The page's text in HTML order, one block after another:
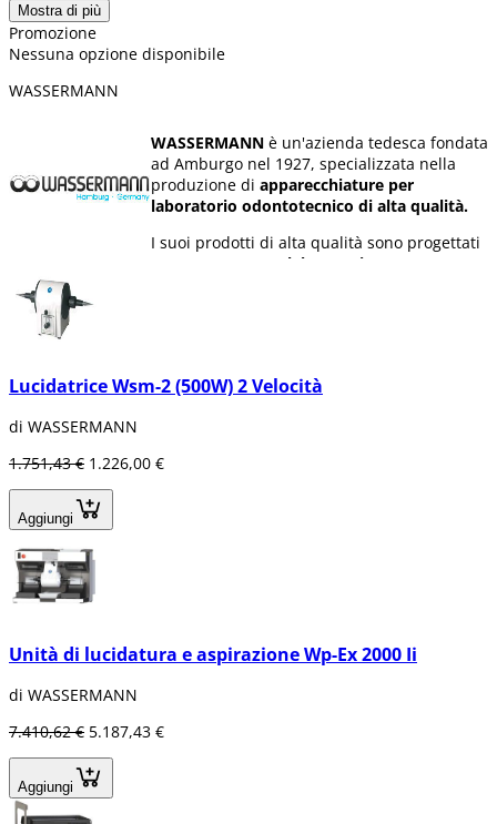
Mostra di più
Promozione
Nessuna opzione disponibile
WASSERMANN
WASSERMANN è un'azienda tedesca fondata
ad Amburgo nel 1927, specializzata nella
produzione di apparecchiature per
laboratorio odontotecnico di alta qualità.
I suoi prodotti di alta qualità sono progettati
attrezzare un laboratorio
Lucidatrice Wsm-2 (500W) 2 Velocità
di WASSERMANN
1.751,43 € 1.226,00 €
Aggiungi
Unità di lucidatura e aspirazione Wp-Ex 2000 Ii
di WASSERMANN
7.410,62 € 5.187,43 €
Aggiungi